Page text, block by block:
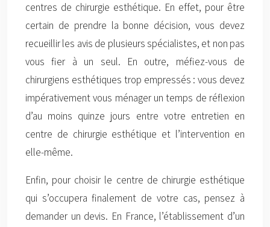
centres de chirurgie esthétique. En effet, pour être
certain de prendre la bonne décision, vous devez
recueillir les avis de plusieurs spécialistes, et non pas
vous fier à un seul. En outre, méfiez-vous de
chirurgiens esthétiques trop empressés : vous devez
impérativement vous ménager un temps de réflexion
d’au moins quinze jours entre votre entretien en
centre de chirurgie esthétique et l’intervention en
elle-même.
Enfin, pour choisir le centre de chirurgie esthétique
qui s’occupera finalement de votre cas, pensez à
demander un devis. En France, l’établissement d’un